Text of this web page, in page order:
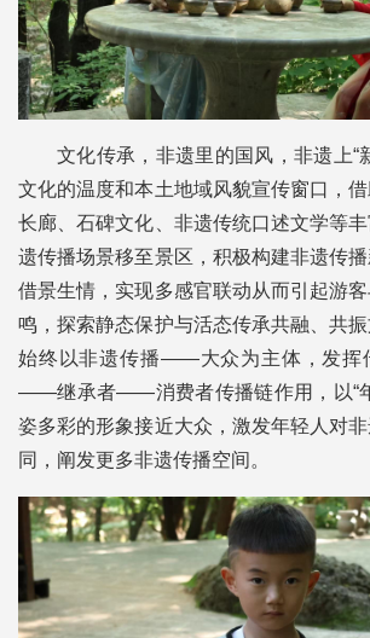
文化传承，非遗里的国风，非遗上“
文化的温度和本土地域风貌宣传窗口，
长廊、石碑文化、非遗传统口述文学等
遗传播场景移至景区，积极构建非遗传播
借景生情，实现多感官联动从而引起游
鸣，探索静态保护与活态传承共融、共振
始终以非遗传播——大众为主体，发
——继承者——消费者传播链作用，以“
姿多彩的形象接近大众，激发年轻人对
同，阐发更多非遗传播空间。